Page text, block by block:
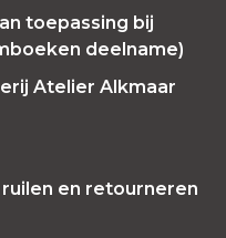
toepassing bij
deelname)
Atelier Alkmaar
en retourneren